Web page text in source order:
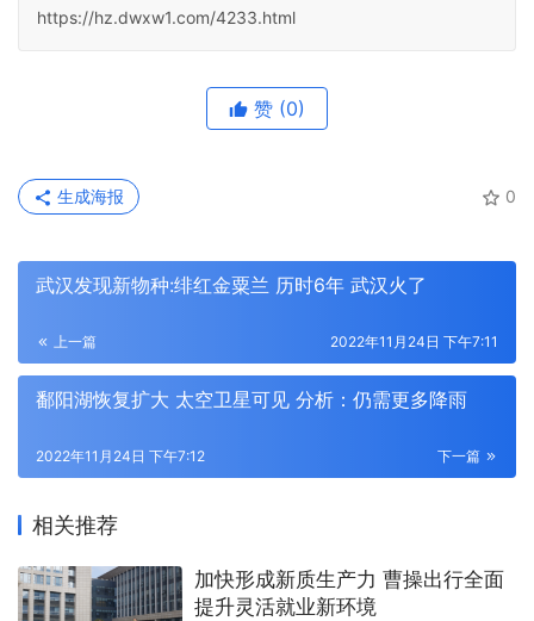
https://hz.dwxw1.com/4233.html
赞 (0)
0
生成海报
武汉发现新物种:绯红金粟兰 历时6年 武汉火了
上一篇 2022年11月24日 下午7:11
鄱阳湖恢复扩大 太空卫星可见 分析：仍需更多降雨
下一篇
2022年11月24日 下午7:12
相关推荐
加快形成新质生产力 曹操出行全面
提升灵活就业新环境